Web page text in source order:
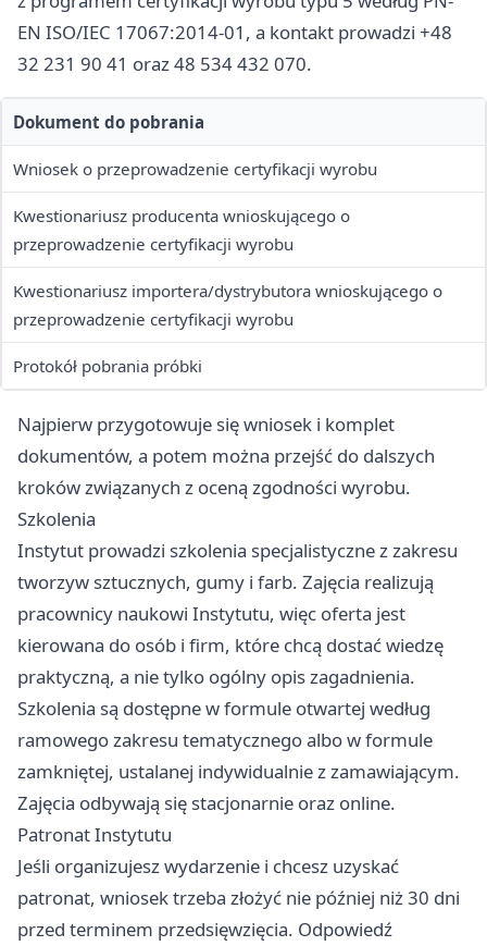
EN ISO/IEC 17067:2014-01, a kontakt prowadzi +48
32 231 90 41 oraz 48 534 432 070.
Dokument do pobrania
Wniosek o przeprowadzenie certyfikacji wyrobu
Kwestionariusz producenta wnioskującego o
przeprowadzenie certyfikacji wyrobu
Kwestionariusz importera/dystrybutora wnioskującego o
przeprowadzenie certyfikacji wyrobu
Protokół pobrania próbki
Najpierw przygotowuje się wniosek i komplet
dokumentów, a potem można przejść do dalszych
kroków związanych z oceną zgodności wyrobu.
Szkolenia
Instytut prowadzi szkolenia specjalistyczne z zakresu
tworzyw sztucznych, gumy i farb. Zajęcia realizują
pracownicy naukowi Instytutu, więc oferta jest
kierowana do osób i firm, które chcą dostać wiedzę
praktyczną, a nie tylko ogólny opis zagadnienia.
Szkolenia są dostępne w formule otwartej według
ramowego zakresu tematycznego albo w formule
zamkniętej, ustalanej indywidualnie z zamawiającym.
Zajęcia odbywają się stacjonarnie oraz online.
Patronat Instytutu
Jeśli organizujesz wydarzenie i chcesz uzyskać
patronat, wniosek trzeba złożyć nie później niż 30 dni
przed terminem przedsięwzięcia. Odpowiedź